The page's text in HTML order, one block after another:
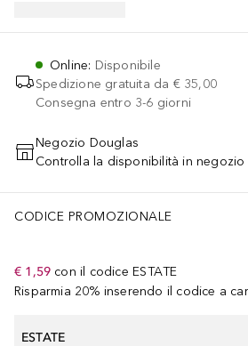
Online: Disponibile
Spedizione gratuita da € 35,00
Consegna entro 3-6 giorni
AGGIUNGI AL
Negozio Douglas
Controlla la disponibilità in negozio
CODICE PROMOZIONALE
€ 1,59 con il codice ESTATE
Risparmia 20% inserendo il codice a
ESTATE